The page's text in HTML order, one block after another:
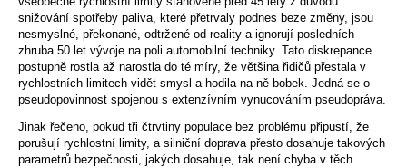
snižování spotřeby paliva, které přetrvaly podnes beze změny, jsou
nesmyslné, překonané, odtržené od reality a ignorují posledních
zhruba 50 let vývoje na poli automobilní techniky. Tato diskrepance
postupně rostla až narostla do té míry, že většina řidičů přestala v
rychlostních limitech vidět smysl a hodila na ně bobek. Jedná se o
pseudopovinnost spojenou s extenzívním vynucováním pseudopráva.
Jinak řečeno, pokud tři čtrvtiny populace bez problému připustí, že
porušují rychlostní limity, a silniční doprava přesto dosahuje takových
parametrů bezpečnosti, jakých dosahuje, tak není chyba v těch